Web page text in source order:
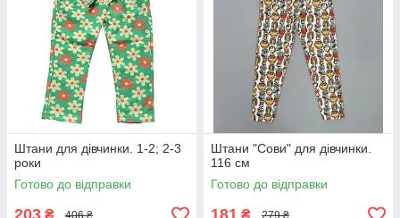
Штани для дівчинки. 1-2; 2-3
роки
Готово до відправки
203 ₴ 406 ₴
Штани "Сови" для дівчинки.
116 см
Готово до відправки
181 ₴ 279 ₴